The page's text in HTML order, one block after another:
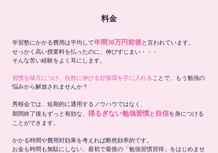
料金
学習塾にかかる費用は平均して年間30万円前後と言われています。
せっかく高い授業料を払ったのに、伸びずじまい・・・
そんな苦い経験をよく耳にします。
習慣を味方につけ、自然に伸びる好循環を手に入れる ことで、もう勉強の
悩みから解放されませんか？
秀桜会では、短期的に通用するノウハウではなく、
期間終了後もずっと有効な、 揺るぎない勉強習慣と 自信を身につける
ことができます。
かかる時間や費用対効果を考えれば断然効率的です。
お金も時間も無駄にしない、最初で最後の「勉強習慣習得」をはじめませ